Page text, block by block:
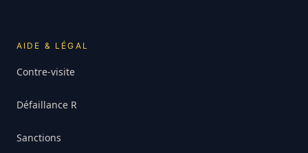
AIDE & LÉGAL
Contre-visite
Défaillance R
Sanctions